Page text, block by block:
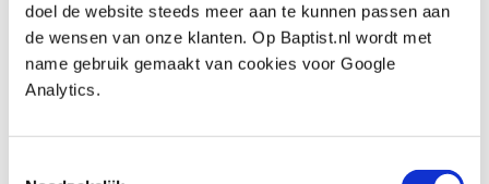
doel de website steeds meer aan te kunnen passen aan
de wensen van onze klanten. Op Baptist.nl wordt met
name gebruik gemaakt van cookies voor Google
Analytics.
Vergelijken
Artikelnummer: 33968